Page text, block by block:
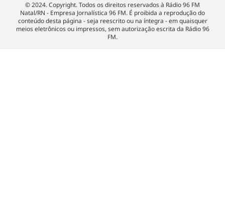
© 2024. Copyright. Todos os direitos reservados à Rádio 96 FM
Natal/RN - Empresa Jornalística 96 FM. É proibida a reprodução do
conteúdo desta página - seja reescrito ou na íntegra - em quaisquer
meios eletrônicos ou impressos, sem autorização escrita da Rádio 96
FM.